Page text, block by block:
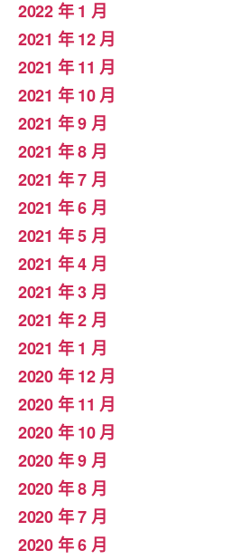
2022 年 1 月
2021 年 12 月
2021 年 11 月
2021 年 10 月
2021 年 9 月
2021 年 8 月
2021 年 7 月
2021 年 6 月
2021 年 5 月
2021 年 4 月
2021 年 3 月
2021 年 2 月
2021 年 1 月
2020 年 12 月
2020 年 11 月
2020 年 10 月
2020 年 9 月
2020 年 8 月
2020 年 7 月
2020 年 6 月